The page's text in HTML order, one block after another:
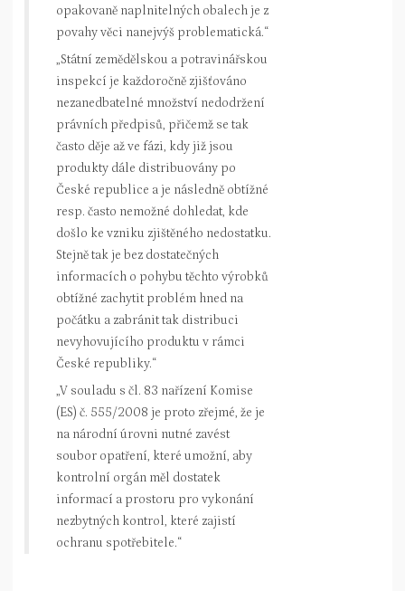
opakovaně naplnitelných obalech je z
povahy věci nanejvýš problematická.“
„Státní zemědělskou a potravinářskou
inspekcí je každoročně zjišťováno
nezanedbatelné množství nedodržení
právních předpisů, přičemž se tak
často děje až ve fázi, kdy již jsou
produkty dále distribuovány po
České republice a je následně obtížné
resp. často nemožné dohledat, kde
došlo ke vzniku zjištěného nedostatku.
Stejně tak je bez dostatečných
informacích o pohybu těchto výrobků
obtížné zachytit problém hned na
počátku a zabránit tak distribuci
nevyhovujícího produktu v rámci
České republiky.“
„V souladu s čl. 83 nařízení Komise
(ES) č. 555/2008 je proto zřejmé, že je
na národní úrovni nutné zavést
soubor opatření, které umožní, aby
kontrolní orgán měl dostatek
informací a prostoru pro vykonání
nezbytných kontrol, které zajistí
ochranu spotřebitele.“